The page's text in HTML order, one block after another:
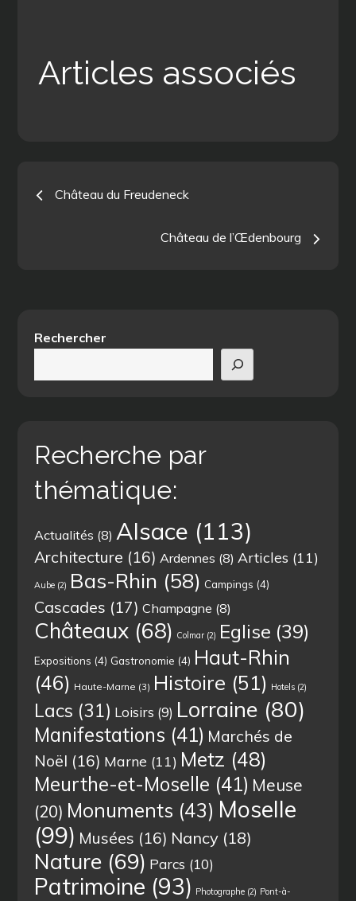
Articles associés
Navigation
Château du Freudeneck
Château de l’Œdenbourg
Rechercher
Recherche par
thématique:
Actualités (8) Alsace (113)
Architecture (16) Ardennes (8) Articles (11)
Aube (2) Bas-Rhin (58) Campings (4)
Cascades (17) Champagne (8)
Châteaux (68) Colmar (2) Eglise (39)
Expositions (4) Gastronomie (4) Haut-Rhin
(46) Haute-Marne (3) Histoire (51) Hotels (2)
Lacs (31) Loisirs (9) Lorraine (80)
Manifestations (41) Marchés de
Noël (16) Marne (11) Metz (48)
Meurthe-et-Moselle (41) Meuse
(20) Monuments (43) Moselle
(99) Musées (16) Nancy (18)
Nature (69) Parcs (10)
Patrimoine (93) Photographe (2) Pont-à-